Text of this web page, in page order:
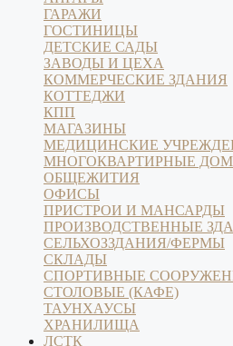
ГАРАЖИ
ГОСТИНИЦЫ
ДЕТСКИЕ САДЫ
ЗАВОДЫ И ЦЕХА
КОММЕРЧЕСКИЕ ЗДАНИЯ
КОТТЕДЖИ
КПП
МАГАЗИНЫ
МЕДИЦИНСКИЕ
МНОГОКВАРТИРНЫЕ
ОБЩЕЖИТИЯ
ОФИСЫ
ПРИСТРОИ И МАНСАРДЫ
ПРОИЗВОДСТВЕННЫЕ
СЕЛЬХОЗЗДАНИЯ/ФЕРМЫ
СКЛАДЫ
СПОРТИВНЫЕ
СТОЛОВЫЕ (КАФЕ)
ТАУНХАУСЫ
ХРАНИЛИЩА
ЛСТК